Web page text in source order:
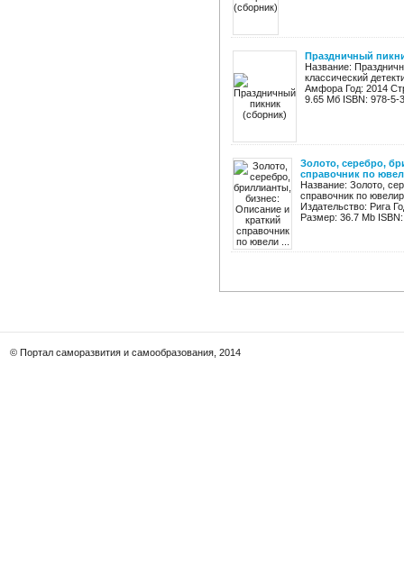
Праздничный
Название:
классический
Амфора Год: 2014
9.65 Мб ISBN: 978-5-
Золото, серебро,
справочник по
Название: Золото,
справочник по
Издательство: Рига
Размер: 36.7 Мb
© Портал саморазвития и самообразования, 2014